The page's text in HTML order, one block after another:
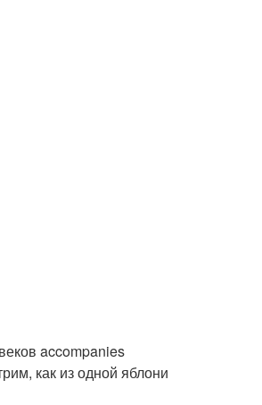
accompanies
как из одной яблони